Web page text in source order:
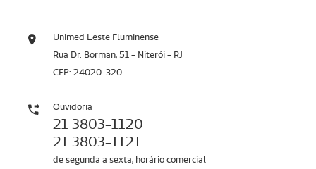
Unimed Leste Fluminense
Rua Dr. Borman, 51 - Niterói - RJ
CEP: 24020-320
Ouvidoria
21 3803-1120
21 3803-1121
de segunda a sexta, horário comercial